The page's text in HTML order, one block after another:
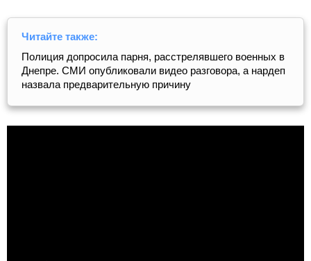
Читайте также:
Полиция допросила парня, расстрелявшего военных в
Днепре. СМИ опубликовали видео разговора, а нардеп
назвала предварительную причину